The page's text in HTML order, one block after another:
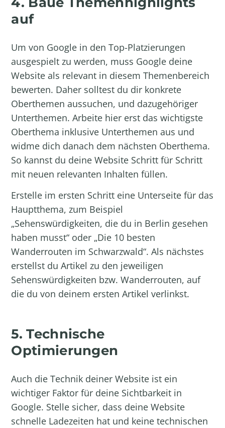
auf
Um von Google in den Top-Platzierungen
ausgespielt zu werden, muss Google deine
Website als relevant in diesem Themenbereich
bewerten. Daher solltest du dir konkrete
Oberthemen aussuchen, und dazugehöriger
Unterthemen. Arbeite hier erst das wichtigste
Oberthema inklusive Unterthemen aus und
widme dich danach dem nächsten Oberthema.
So kannst du deine Website Schritt für Schritt
mit neuen relevanten Inhalten füllen.
Erstelle im ersten Schritt eine Unterseite für das
Hauptthema, zum Beispiel
„Sehenswürdigkeiten, die du in Berlin gesehen
haben musst“ oder „Die 10 besten
Wanderrouten im Schwarzwald“. Als nächstes
erstellst du Artikel zu den jeweiligen
Sehenswürdigkeiten bzw. Wanderrouten, auf
die du von deinem ersten Artikel verlinkst.
5. Technische
Optimierungen
Auch die Technik deiner Website ist ein
wichtiger Faktor für deine Sichtbarkeit in
Google. Stelle sicher, dass deine Website
schnelle Ladezeiten hat und keine technischen